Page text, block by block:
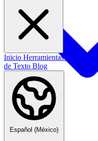
Español (México)
Inicio Herramientas de Datos
de Texto Blog
Español (México)